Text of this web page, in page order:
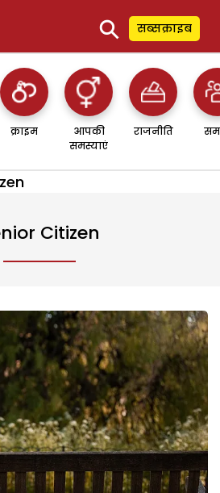
⚲ सब्सक्राइब
क्राइम
आपकी
समस्याएं
राजनीति
Citizen